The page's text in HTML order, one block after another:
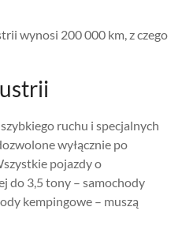
wynosi 200 000 km, z czego
ruchu i specjalnych
wyłącznie po
pojazdy o
do 3,5 tony – samochody
kempingowe – muszą